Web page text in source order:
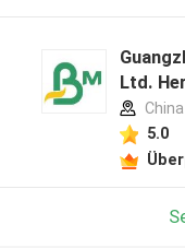
Ltd.
China
5.0